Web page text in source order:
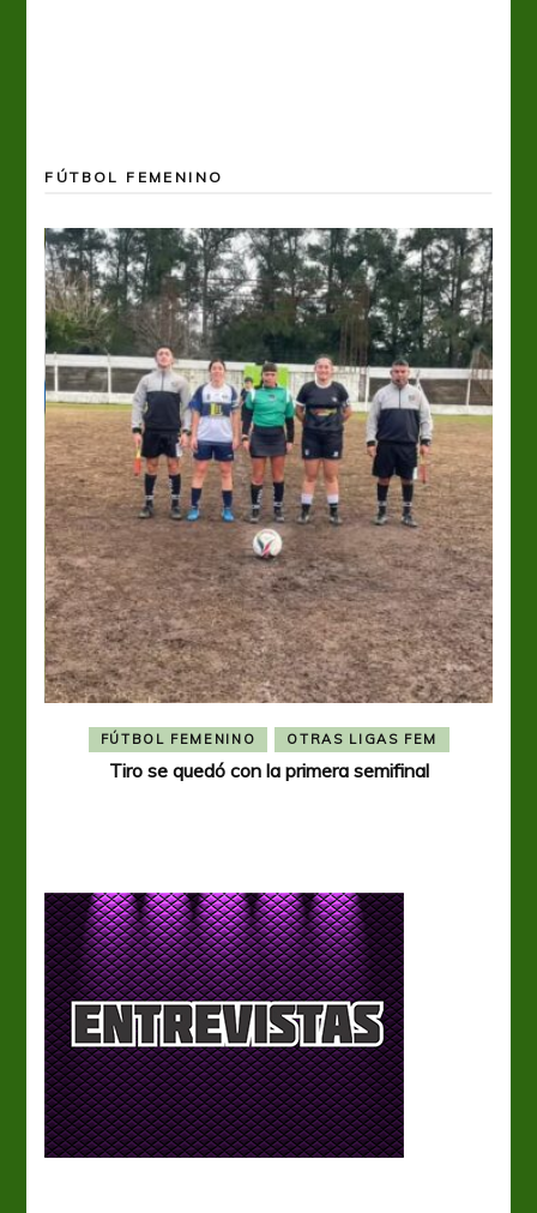
FÚTBOL FEMENINO
FÚTBOL FEMENINO OTRAS LIGAS FEM
Tiro se quedó con la primera semifinal